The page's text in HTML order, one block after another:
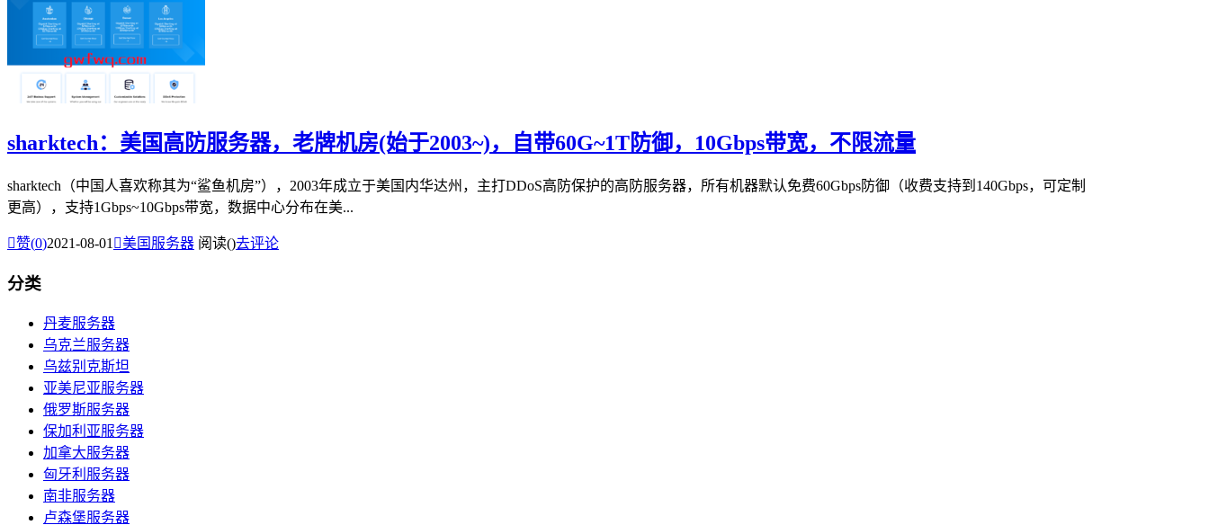
sharktech：美国高防服务器，老牌机房(始于2003~)，自带60G~1T防御，10Gbps带宽，不限流量
sharktech（中国人喜欢称其为“鲨鱼机房”），2003年成立于美国内华达州，主打DDoS高防保护的高防服务器，所有机器默认免费60Gbps防御（收费支持到140Gbps，可定制
更高），支持1Gbps~10Gbps带宽，数据中心分布在美...
赞(0)2021-08-01美国服务器 阅读()去评论
分类
丹麦服务器
乌克兰服务器
乌兹别克斯坦
亚美尼亚服务器
俄罗斯服务器
保加利亚服务器
加拿大服务器
匈牙利服务器
南非服务器
卢森堡服务器